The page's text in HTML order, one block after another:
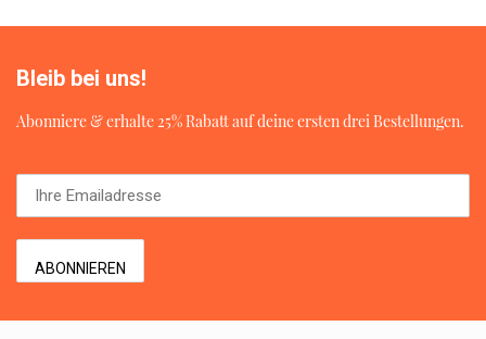
Bleib bei uns!
Abonniere & erhalte 25% Rabatt auf deine ersten drei Bestellungen.